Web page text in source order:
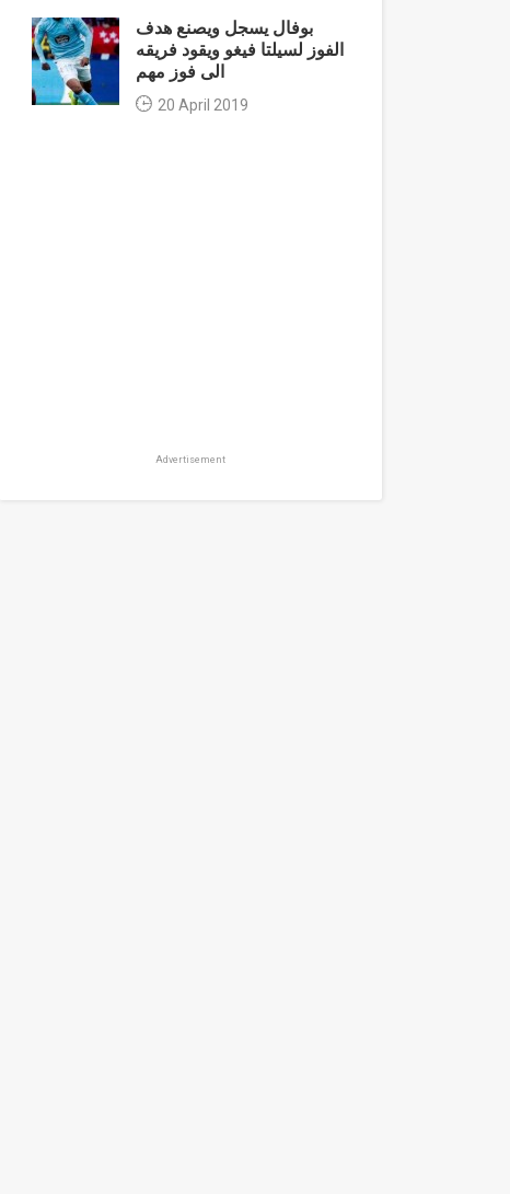
بوفال يسجل ويصنع هدف
الفوز لسيلتا فيغو ويقود فريقه
الى فوز مهم
20 April 2019
Advertisement